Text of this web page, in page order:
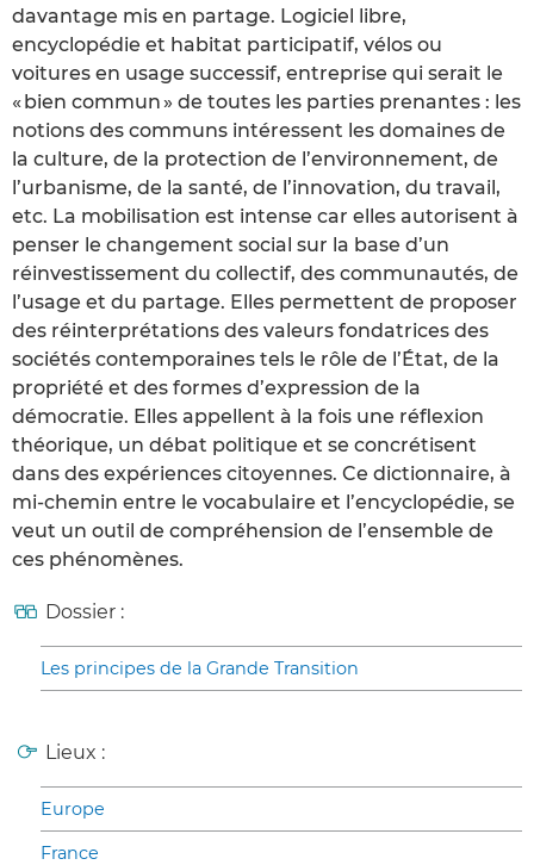
davantage mis en partage. Logiciel libre,
encyclopédie et habitat participatif, vélos ou
voitures en usage successif, entreprise qui serait le
« bien commun » de toutes les parties prenantes : les
notions des communs intéressent les domaines de
la culture, de la protection de l’environnement, de
l’urbanisme, de la santé, de l’innovation, du travail,
etc. La mobilisation est intense car elles autorisent à
penser le changement social sur la base d’un
réinvestissement du collectif, des communautés, de
l’usage et du partage. Elles permettent de proposer
des réinterprétations des valeurs fondatrices des
sociétés contemporaines tels le rôle de l’État, de la
propriété et des formes d’expression de la
démocratie. Elles appellent à la fois une réflexion
théorique, un débat politique et se concrétisent
dans des expériences citoyennes. Ce dictionnaire, à
mi-chemin entre le vocabulaire et l’encyclopédie, se
veut un outil de compréhension de l’ensemble de
ces phénomènes.
Dossier :
Les principes de la Grande Transition
Lieux :
Europe
France